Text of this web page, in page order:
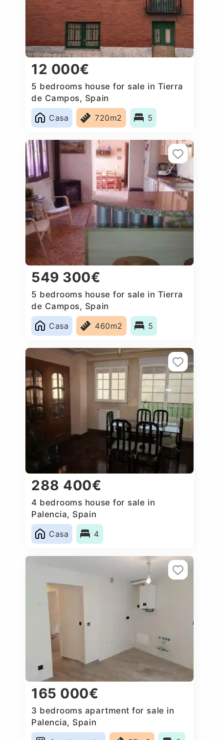
12 000€
5 bedrooms house for sale in Tierra
de Campos, Spain
Casa
720m2 5
549 300€
5 bedrooms house for sale in Tierra
de Campos, Spain
Casa
460m2 5
288 400€
4 bedrooms house for sale in
Palencia, Spain
Casa
4
165 000€
3 bedrooms apartment for sale in
Palencia, Spain